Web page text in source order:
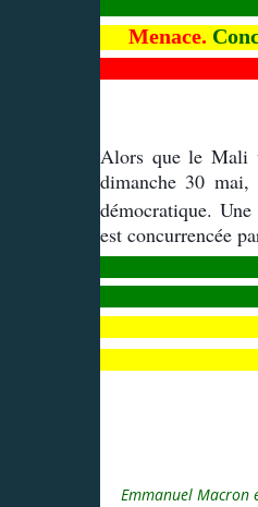
Menace.
Alors que le Mali
dimanche 30
démocratique.
est concurrencée
Emmanuel Macron